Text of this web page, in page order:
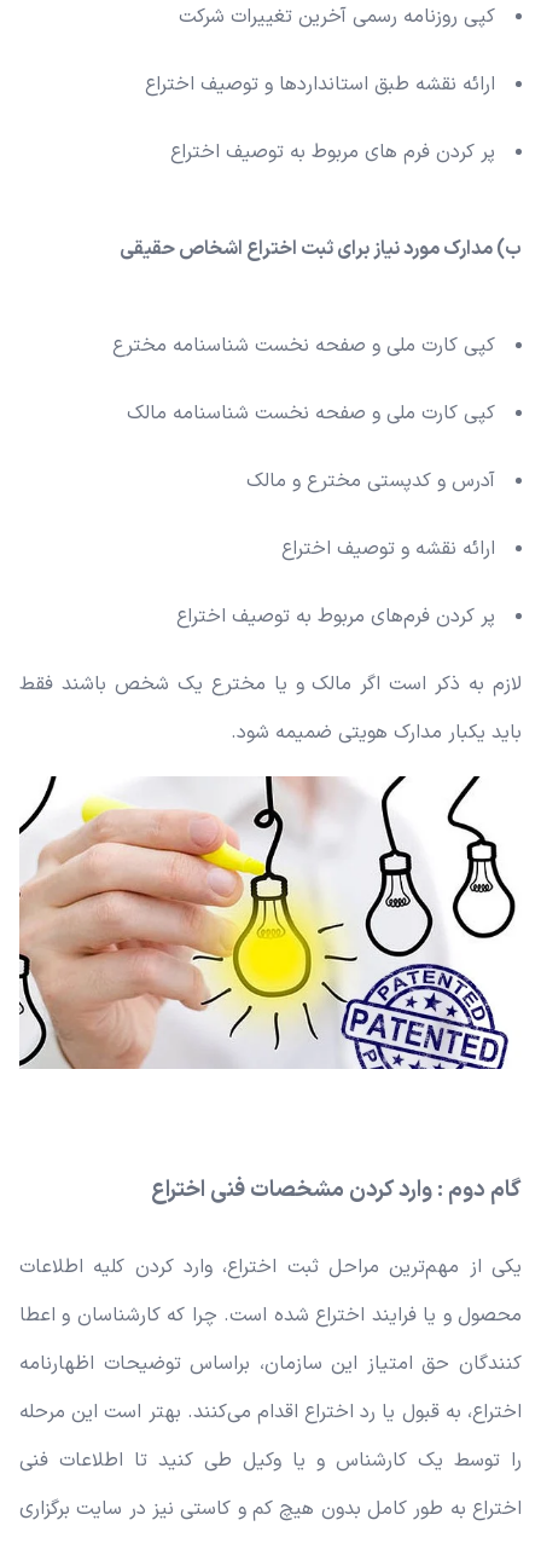
کپی روزنامه رسمی آخرین تغییرات شرکت
ارائه نقشه طبق استانداردها و توصیف اختراع
پر کردن فرم های مربوط به توصیف اختراع
ب) مدارک مورد نیاز برای ثبت اختراع اشخاص حقیقی
کپی کارت ملی و صفحه نخست شناسنامه مخترع
کپی کارت ملی و صفحه نخست شناسنامه مالک
آدرس و کدپستی مخترع و مالک
ارائه نقشه و توصیف اختراع
پر کردن فرم‌های مربوط به توصیف اختراع
لازم به ذکر است اگر مالک و یا مخترع یک شخص باشند فقط
باید یکبار مدارک هویتی ضمیمه شود.
گام دوم : وارد کردن مشخصات فنی اختراع
یکی از مهم‌ترین مراحل ثبت اختراع، وارد کردن کلیه اطلاعات
محصول و یا فرایند اختراع شده است. چرا که کارشناسان و اعطا
کنندگان حق امتیاز این سازمان، براساس توضیحات اظهارنامه
اختراع، به قبول یا رد اختراع اقدام می‌کنند. بهتر است این مرحله
را توسط یک کارشناس و یا وکیل طی کنید تا اطلاعات فنی
اختراع به طور کامل بدون هیچ کم و کاستی نیز در سایت برگزاری